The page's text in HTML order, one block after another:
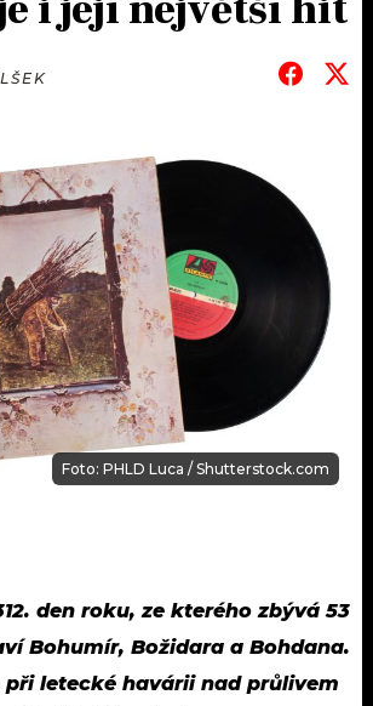
Foto: PHLD Luca / Shutterstock.com
den roku, ze kterého zbývá 53
Bohumír, Božidara a Bohdana.
při letecké havárii nad průlivem